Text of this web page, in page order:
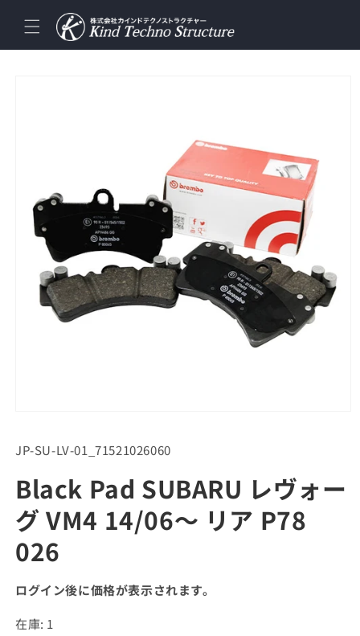
ンツに
進む
SKU:
JP-SU-LV-01_71521026060
Black Pad SUBARU レヴォー
グ VM4 14/06～ リア P78
026
ログイン後に価格が表示されます。
在庫: 1